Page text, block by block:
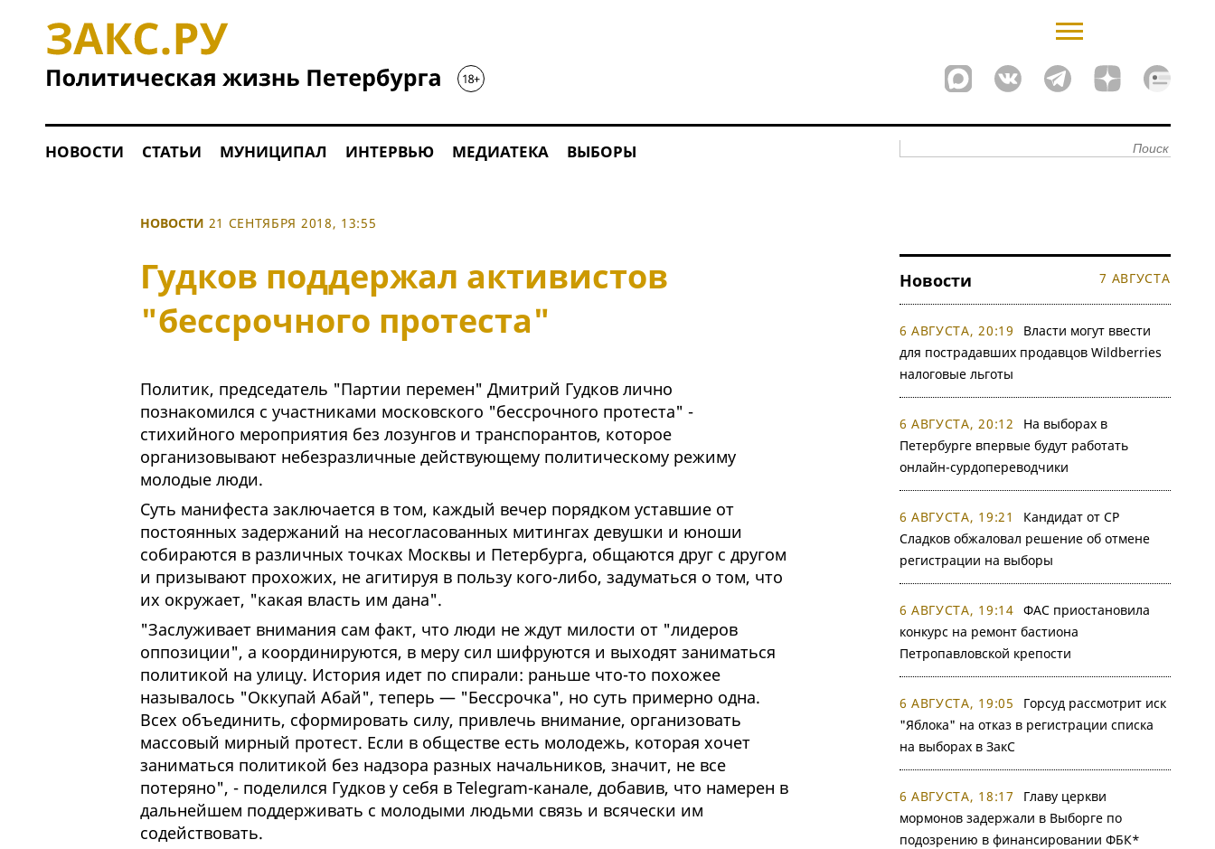
НОВОСТИ СТАТЬИ МУНИЦИПАЛ ИНТЕРВЬЮ МЕДИАТЕКА ВЫБОРЫ
НОВОСТИ 21 СЕНТЯБРЯ 2018, 13:55
Гудков поддержал активистов
"бессрочного протеста"
Политик, председатель "Партии перемен" Дмитрий Гудков лично
познакомился с участниками московского "бессрочного протеста" -
стихийного мероприятия без лозунгов и транспорантов, которое
организовывают небезразличные действующему политическому режиму
молодые люди.
Суть манифеста заключается в том, каждый вечер порядком уставшие от
постоянных задержаний на несогласованных митингах девушки и юноши
собираются в различных точках Москвы и Петербурга, общаются друг с другом
и призывают прохожих, не агитируя в пользу кого-либо, задуматься о том, что
их окружает, "какая власть им дана".
"Заслуживает внимания сам факт, что люди не ждут милости от "лидеров
оппозиции", а координируются, в меру сил шифруются и выходят заниматься
политикой на улицу. История идет по спирали: раньше что-то похожее
называлось "Оккупай Абай", теперь — "Бессрочка", но суть примерно одна.
Всех объединить, сформировать силу, привлечь внимание, организовать
массовый мирный протест. Если в обществе есть молодежь, которая хочет
заниматься политикой без надзора разных начальников, значит, не все
потеряно", - поделился Гудков у себя в Telegram-канале, добавив, что намерен в
дальнейшем поддерживать с молодыми людьми связь и всячески им
содействовать.
Новости 7 АВГУСТА
6 АВГУСТА, 20:19
Власти могут ввести
для пострадавших продавцов Wildberries
налоговые льготы
6 АВГУСТА, 20:12
На выборах в
Петербурге впервые будут работать
онлайн-сурдопереводчики
6 АВГУСТА, 19:21
Кандидат от СР
Сладков обжаловал решение об отмене
регистрации на выборы
6 АВГУСТА, 19:14 ФАС приостановила
конкурс на ремонт бастиона
Петропавловской крепости
6 АВГУСТА, 19:05
Горсуд рассмотрит иск
"Яблока" на отказ в регистрации списка
на выборах в ЗакС
6 АВГУСТА, 18:17
Главу церкви
мормонов задержали в Выборге по
подозрению в финансировании ФБК*